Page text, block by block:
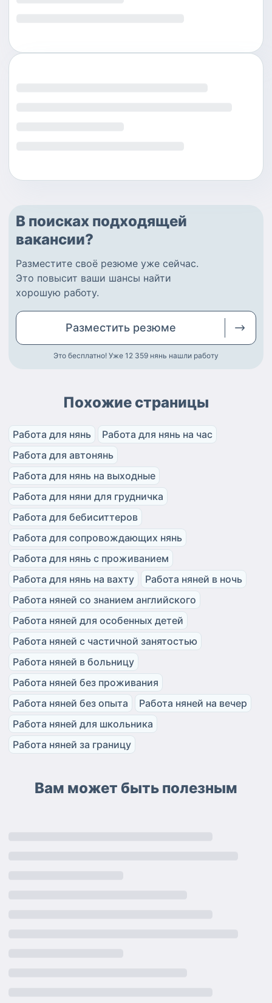
В поисках подходящей
вакансии?
Разместите своё резюме уже сейчас.
Это повысит ваши шансы найти
хорошую работу.
Разместить резюме
Это бесплатно! Уже 12 359 нянь нашли работу
Похожие страницы
Работа для нянь
Работа для нянь на час
Работа для автонянь
Работа для нянь на выходные
Работа для няни для грудничка
Работа для бебиситтеров
Работа для сопровождающих нянь
Работа для нянь с проживанием
Работа для нянь на вахту
Работа няней в ночь
Работа няней со знанием английского
Работа няней для особенных детей
Работа няней с частичной занятостью
Работа няней в больницу
Работа няней без проживания
Работа няней без опыта
Работа няней на вечер
Работа няней для школьника
Работа няней за границу
Вам может быть полезным